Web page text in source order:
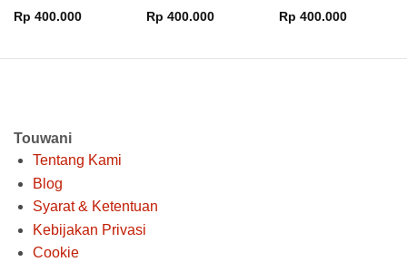
Rp 400.000
Rp 400.000
Rp 400.000
Touwani
Tentang Kami
Blog
Syarat & Ketentuan
Kebijakan Privasi
Cookie